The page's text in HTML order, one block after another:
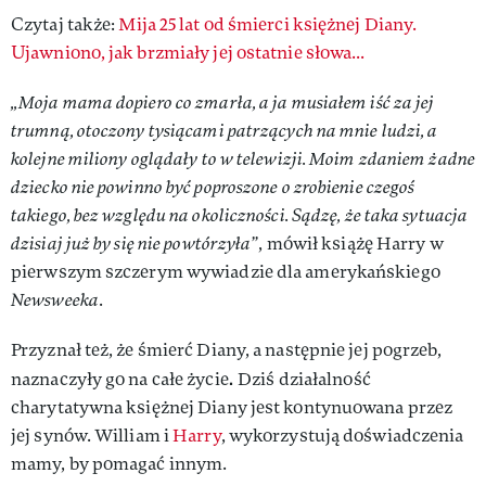
Czytaj także:Mija 25 lat od śmierci księżnej Diany.
Ujawniono, jak brzmiały jej ostatnie słowa...
„Moja mama dopiero co zmarła, a ja musiałem iść za jej
trumną, otoczony tysiącami patrzących na mnie ludzi, a
kolejne miliony oglądały to w telewizji. Moim zdaniem żadne
dziecko nie powinno być poproszone o zrobienie czegoś
takiego, bez względu na okoliczności. Sądzę, że taka sytuacja
dzisiaj już by się nie powtórzyła”, mówił książę Harry w
pierwszym szczerym wywiadzie dla amerykańskiego
Newsweeka.
Przyznał też, że śmierć Diany, a następnie jej pogrzeb,
naznaczyły go na całe życie.Dziś działalność
charytatywna księżnej Diany jest kontynuowana przez
jej synów. William iHarry, wykorzystują doświadczenia
mamy, by pomagać innym.